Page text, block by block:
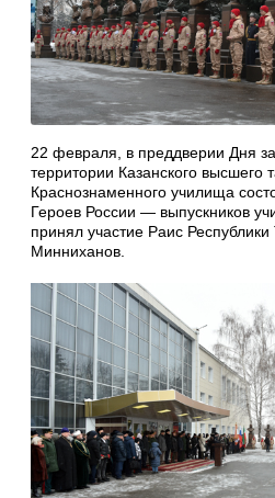
22 февраля, в преддверии Дня
территории Казанского высшего
Краснознаменного училища
Героев России — выпускников
принял участие Раис Республики
Минниханов.